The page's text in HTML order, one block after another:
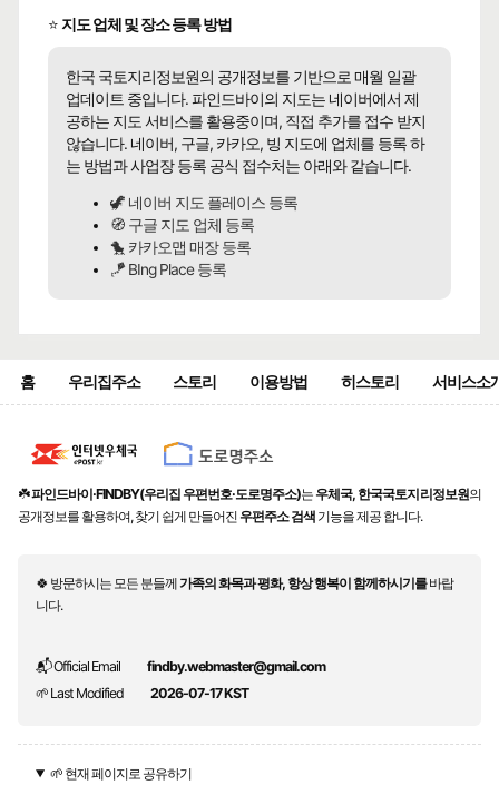
⭐ 지도 업체 및 장소 등록 방법
한국 국토지리정보원의 공개정보를 기반으로 매월 일괄
업데이트 중입니다. 파인드바이의 지도는 네이버에서 제
공하는 지도 서비스를 활용중이며, 직접 추가를 접수 받지
않습니다. 네이버, 구글, 카카오, 빙 지도에 업체를 등록 하
는 방법과 사업장 등록 공식 접수처는 아래와 같습니다.
🦖 네이버 지도 플레이스 등록
🧭 구글 지도 업체 등록
🐤 카카오맵 매장 등록
🪁 BIng Place 등록
홈 우리집주소 스토리 이용방법 히스토리 서비스소
☘️파인드바이·FINDBY(우리집 우편번호·도로명주소)는 우체국, 한국국토지리정보원의
공개정보를 활용하여, 찾기 쉽게 만들어진 우편주소 검색 기능을 제공 합니다.
🍀 방문하시는 모든 분들께가족의 화목과 평화, 항상 행복이 함께하시기를바랍
니다.
📬 Official Email
findby.webmaster@gmail.com
🌱 Last Modified
2026-07-17 KST
🌱 현재 페이지로 공유하기